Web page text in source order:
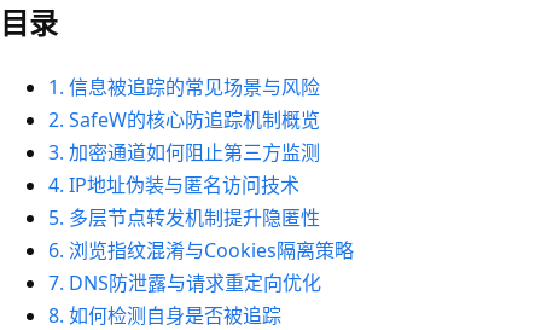
目录
1. 信息被追踪的常见场景与风险
2. SafeW的核心防追踪机制概览
3. 加密通道如何阻止第三方监测
4. IP地址伪装与匿名访问技术
5. 多层节点转发机制提升隐匿性
6. 浏览指纹混淆与Cookies隔离策略
7. DNS防泄露与请求重定向优化
8. 如何检测自身是否被追踪